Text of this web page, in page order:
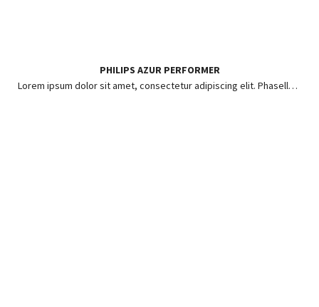
PHILIPS AZUR PERFORMER
Lorem ipsum dolor sit amet, consectetur adipiscing elit. Phasellus ut risus pharetra, posuere enim in, hendrerit lorem.